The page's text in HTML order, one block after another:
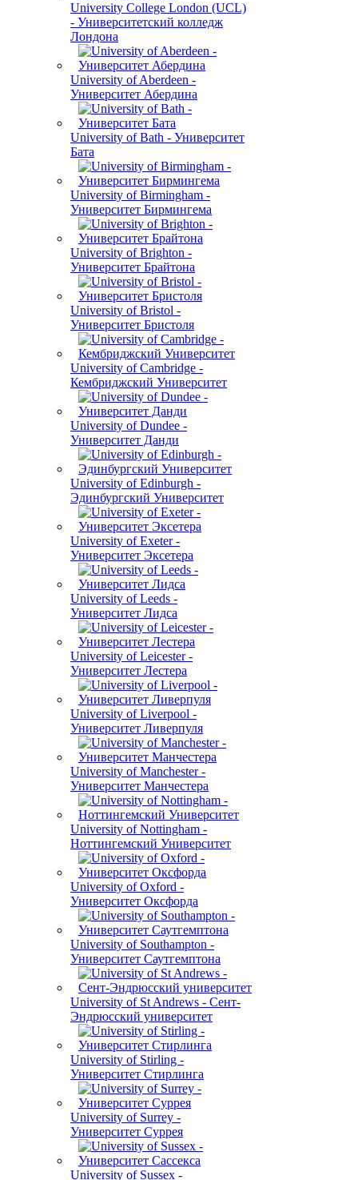
University College London (UCL)
- Университетский колледж
Лондона
University of Aberdeen -
Университет Абердина
University of Bath - Университет
Бата
University of Birmingham -
Университет Бирмингема
University of Brighton -
Университет Брайтона
University of Bristol -
Университет Бристоля
University of Cambridge -
Кембриджский Университет
University of Dundee -
Университет Данди
University of Edinburgh -
Эдинбургский Университет
University of Exeter -
Университет Эксетера
University of Leeds -
Университет Лидса
University of Leicester -
Университет Лестера
University of Liverpool -
Университет Ливерпуля
University of Manchester -
Университет Манчестера
University of Nottingham -
Ноттингемский Университет
University of Oxford -
Университет Оксфорда
University of Southampton -
Университет Саутгемптона
University of St Andrews - Сент-
Эндрюсский университет
University of Stirling -
Университет Стирлинга
University of Surrey -
Университет Суррея
University of Sussex -